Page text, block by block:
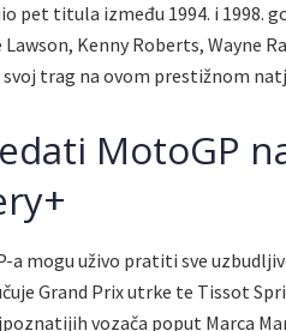
pet titula između 1994. i 1998.
Lawson, Kenny Roberts, Wayne
trag na ovom prestižnom
MotoGP
a mogu uživo pratiti sve
Grand Prix utrke te Tissot
vozača poput Marca